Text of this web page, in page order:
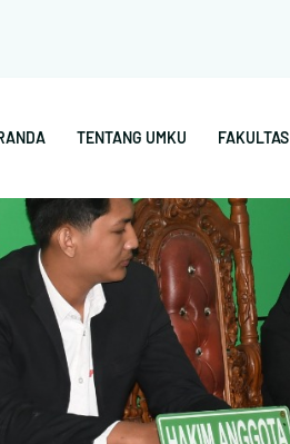
TENTANG UMKU FAKULTAS